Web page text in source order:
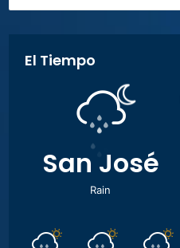
El Tiempo
San José
Rain